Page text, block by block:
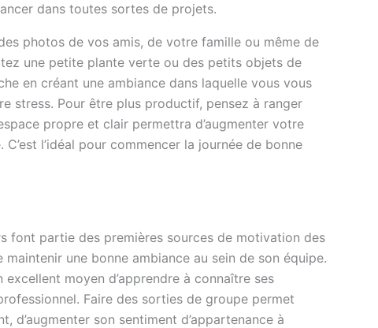
dans toutes sortes de projets.
photos de vos amis, de votre famille ou même de
une petite plante verte ou des petits objets de
en créant une ambiance dans laquelle vous vous
stress. Pour être plus productif, pensez à ranger
propre et clair permettra d’augmenter votre
l’idéal pour commencer la journée de bonne
font partie des premières sources de motivation des
une bonne ambiance au sein de son équipe.
excellent moyen d’apprendre à connaître ses
Faire des sorties de groupe permet
d’augmenter son sentiment d’appartenance à